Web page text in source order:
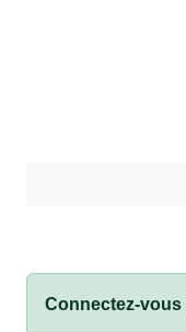
Connectez-vous